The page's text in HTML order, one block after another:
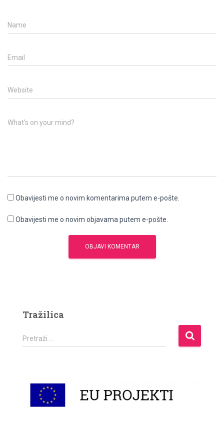
Name
Email
Website
What's on your mind?
Obavijesti me o novim komentarima putem e-pošte.
Obavijesti me o novim objavama putem e-pošte.
Tražilica
P
r
Pretraži …